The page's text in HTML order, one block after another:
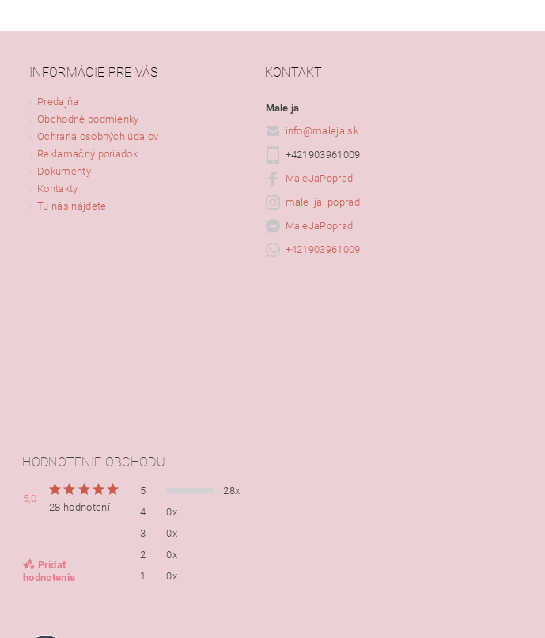
INFORMÁCIE PRE VÁS
Predajňa
Obchodné podmienky
Ochrana osobných údajov
Reklamačný poriadok
Dokumenty
Kontakty
Tu nás nájdete
KONTAKT
Male ja
info@maleja.sk
+421903961009
MaleJaPoprad
male_ja_poprad
MaleJaPoprad
+421903961009
HODNOTENIE OBCHODU
5,0
28 hodnotení
Pridať
hodnotenie
5
28x
4
0x
3
0x
2
0x
1
0x